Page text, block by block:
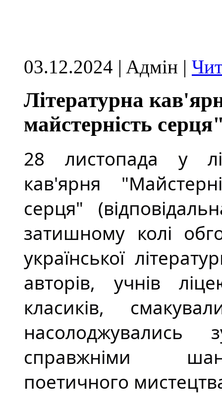
03.12.2024 | Aдмін |
Літературна
майстерність
28 листопада у
кав'ярня
серця"
затишному колі
української
авторів, учнів
класиків,
справжніми
поетичного